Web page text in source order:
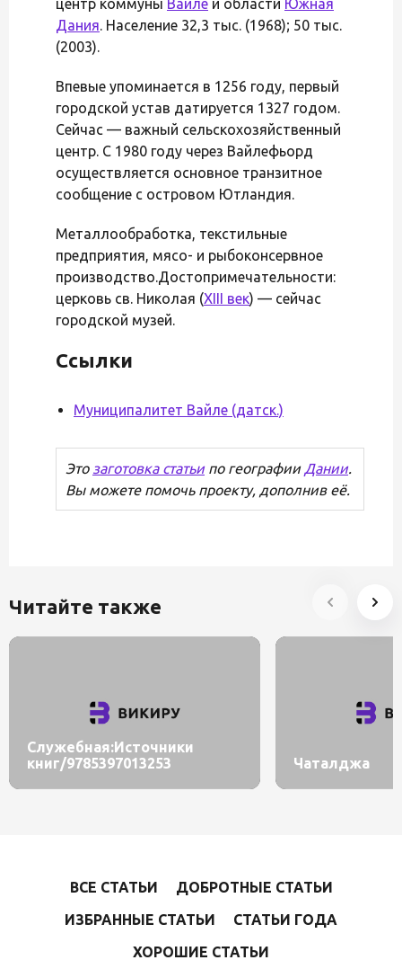
центр коммуны Вайле и области Южная
Дания. Население 32,3 тыс. (1968); 50 тыс.
(2003).
Впевые упоминается в 1256 году, первый
городской устав датируется 1327 годом.
Сейчас — важный сельскохозяйственный
центр. С 1980 году через Вайлефьорд
осуществляется основное транзитное
сообщение с островом Ютландия.
Металлообработка, текстильные
предприятия, мясо- и рыбоконсервное
производство.Достопримечательности:
церковь св. Николая (XIII век) — сейчас
городской музей.
Ссылки
Муниципалитет Вайле (датск.)
Это заготовка статьипо географииДании.
Вы можете помочь проекту, дополнив её.
Читайте также
Служебная:Источники
книг/9785397013253
Чаталджа
ВСЕ СТАТЬИ
ДОБРОТНЫЕ СТАТЬИ
ИЗБРАННЫЕ СТАТЬИ
СТАТЬИ ГОДА
ХОРОШИЕ СТАТЬИ